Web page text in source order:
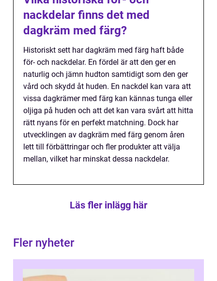
nackdelar finns det med
dagkräm med färg?
Historiskt sett har dagkräm med färg haft både
för- och nackdelar. En fördel är att den ger en
naturlig och jämn hudton samtidigt som den ger
vård och skydd åt huden. En nackdel kan vara att
vissa dagkrämer med färg kan kännas tunga eller
oljiga på huden och att det kan vara svårt att hitta
rätt nyans för en perfekt matchning. Dock har
utvecklingen av dagkräm med färg genom åren
lett till förbättringar och fler produkter att välja
mellan, vilket har minskat dessa nackdelar.
Läs fler inlägg här
Fler nyheter